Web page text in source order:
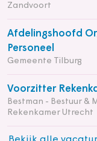
Zandvoort
Afdelingshoofd
Personeel
Gemeente Tilburg
Voorzitter
Bestman - Bestuur &
Rekenkamer Utrecht